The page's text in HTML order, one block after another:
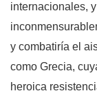
internacionales,
y combatiría el
como Grecia,
heroica